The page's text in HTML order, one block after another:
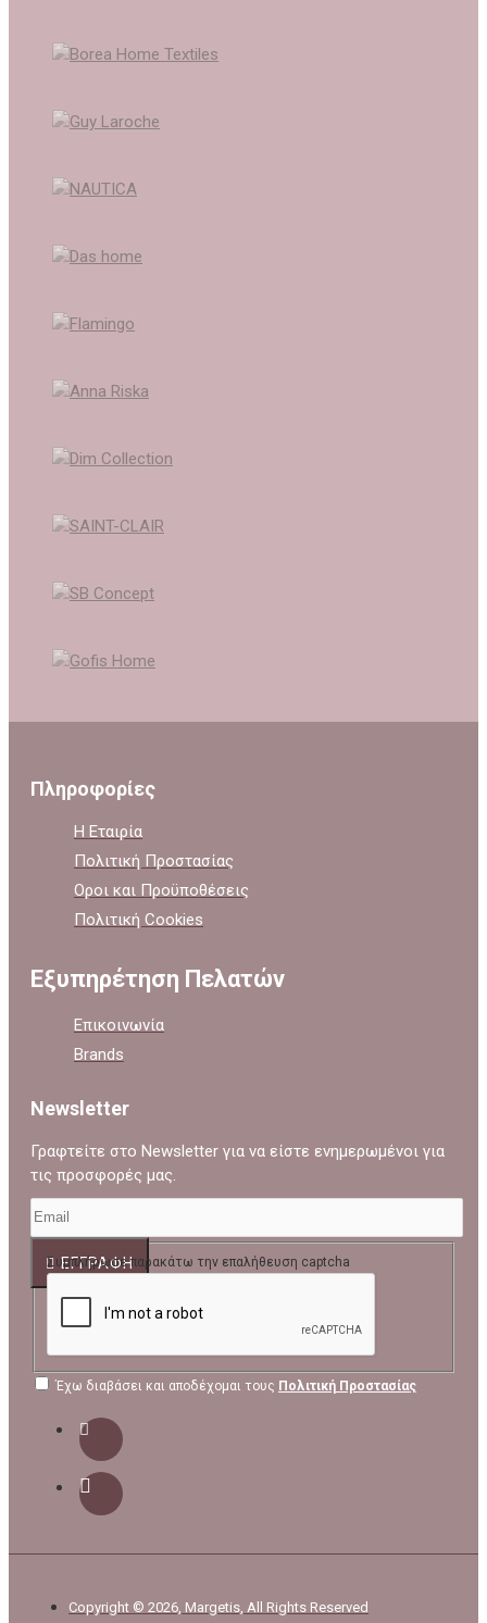
Πληροφορίες
Η Εταιρία
Πολιτική Προστασίας
Οροι και Προϋποθέσεις
Πολιτική Cookies
Εξυπηρέτηση Πελατών
Επικοινωνία
Brands
Newsletter
Γραφτείτε στο Newsletter για να είστε ενημερωμένοι για
τις προσφορές μας.
ΕΓΓΡΑΦΉ
Συμπλήρωσε παρακάτω την επαλήθευση captcha
Έχω διαβάσει και αποδέχομαι τους Πολιτική Προστασίας
Copyright © 2026, Margetis, All Rights Reserved